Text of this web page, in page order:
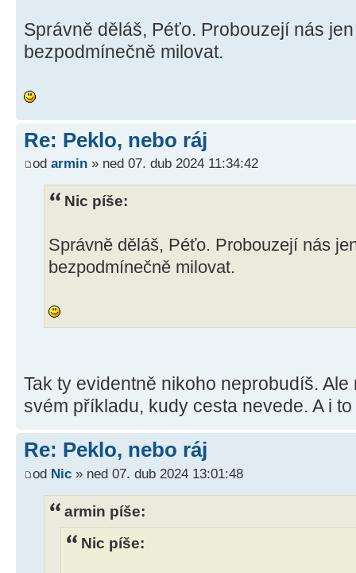
Správně děláš, Péťo. Probouzejí nás
bezpodmínečně milovat.
Re: Peklo, nebo ráj
od armin » ned 07. dub 2024 11:34:42
Nic píše:
Správně děláš, Péťo. Probouzejí nás
bezpodmínečně milovat.
Tak ty evidentně nikoho neprobudíš.
svém příkladu, kudy cesta nevede. A i
Re: Peklo, nebo ráj
od Nic » ned 07. dub 2024 13:01:48
armin píše:
Nic píše: